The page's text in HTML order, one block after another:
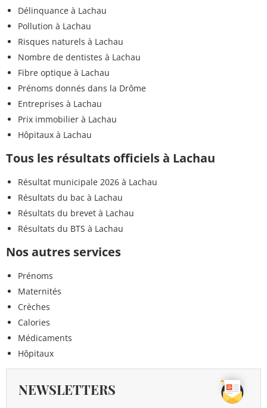
Délinquance à Lachau
Pollution à Lachau
Risques naturels à Lachau
Nombre de dentistes à Lachau
Fibre optique à Lachau
Prénoms donnés dans la Drôme
Entreprises à Lachau
Prix immobilier à Lachau
Hôpitaux à Lachau
Tous les résultats officiels à Lachau
Résultat municipale 2026 à Lachau
Résultats du bac à Lachau
Résultats du brevet à Lachau
Résultats du BTS à Lachau
Nos autres services
Prénoms
Maternités
Crèches
Calories
Médicaments
Hôpitaux
NEWSLETTERS